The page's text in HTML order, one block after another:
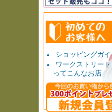
ショッピングガイ
ワークストリート
ってこんなお店